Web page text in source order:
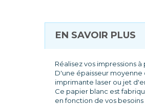
EN SAVOIR PLUS
Réalisez vos impressions
D'une épaisseur moyenne
imprimante laser ou jet
Ce papier blanc est
en fonction de vos